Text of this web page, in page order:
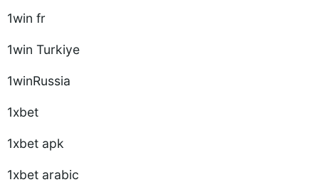
1win fr
1win Turkiye
1winRussia
1xbet
1xbet apk
1xbet arabic